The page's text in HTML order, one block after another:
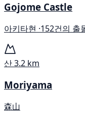
Gojome Castle
아키타현 ·152건의 출
산3.2 km
Moriyama
森山